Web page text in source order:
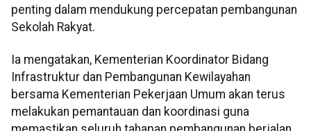
penting dalam mendukung percepatan pembangunan
Sekolah Rakyat.
Ia mengatakan, Kementerian Koordinator Bidang
Infrastruktur dan Pembangunan Kewilayahan
bersama Kementerian Pekerjaan Umum akan terus
melakukan pemantauan dan koordinasi guna